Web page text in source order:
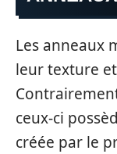
Les anneaux
leur texture
ceux-ci
créée par le